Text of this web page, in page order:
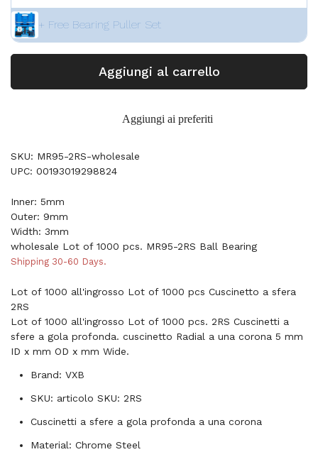
+ Free Bearing Puller Set
Aggiungi al carrello
Aggiungi ai preferiti
SKU: MR95-2RS-wholesale
UPC: 00193019298824
Inner: 5mm
Outer: 9mm
Width: 3mm
wholesale Lot of 1000 pcs. MR95-2RS Ball Bearing
Shipping 30-60 Days.
Lot of 1000 all'ingrosso Lot of 1000 pcs Cuscinetto a sfera
2RS
Lot of 1000 all'ingrosso Lot of 1000 pcs. 2RS Cuscinetti a
sfere a gola profonda. cuscinetto Radial a una corona 5 mm
ID x mm OD x mm Wide.
Brand: VXB
SKU: articolo SKU: 2RS
Cuscinetti a sfere a gola profonda a una corona
Material: Chrome Steel